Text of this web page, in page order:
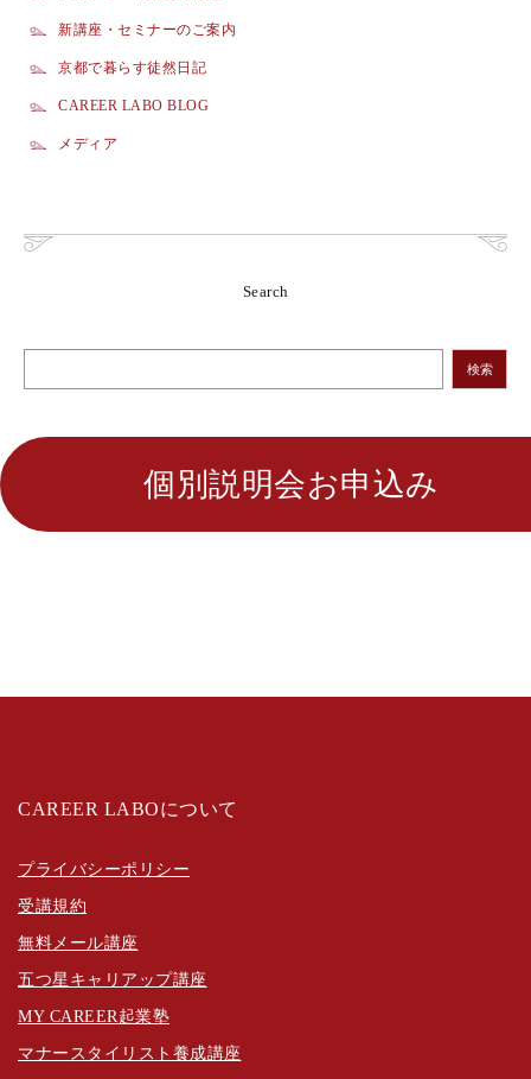
新講座・セミナーのご案内
京都で暮らす徒然日記
CAREER LABO BLOG
メディア
Search
検索
個別説明会お申込み
CAREER LABOについて
プライバシーポリシー
受講規約
無料メール講座
五つ星キャリアップ講座
MY CAREER起業塾
マナースタイリスト養成講座